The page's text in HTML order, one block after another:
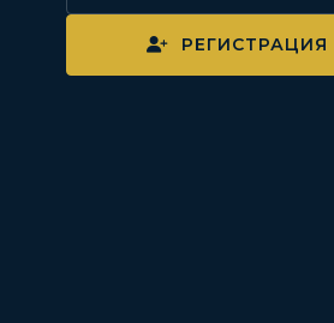
РЕГИСТРАЦИЯ